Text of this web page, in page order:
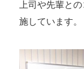
上司や先輩と
施しています。